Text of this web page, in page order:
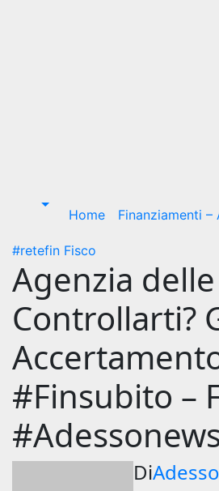
Home Finanziamenti –
#retefin Fisco
Agenzia
Controllarti?
#Finsubito –
Di